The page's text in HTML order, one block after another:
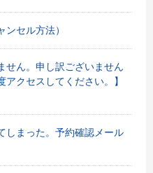
セル方法）
せん。申し訳ございません
クセスしてください。】
しまった。予約確認メール